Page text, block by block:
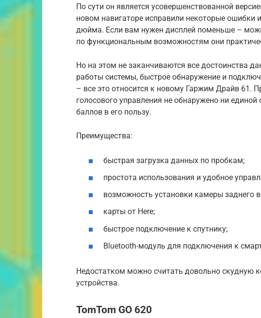
По сути он является усовершенствованной
новом навигаторе исправили некоторые ошибки
дюйма. Если вам нужен дисплей поменьше –
по функциональным возможностям они
Но на этом не заканчиваются все достоинства
работы системы, быстрое обнаружение и
– все это относится к новому Гаржим Драйв 61.
голосового управления не обнаружено ни
баллов в его пользу.
Преимущества:
быстрая загрузка данных по пробкам;
простота использования и удобное
возможность установки камеры заднего
карты от Here;
быстрое подключение к спутнику;
Bluetooth-модуль для подключения к
Недостатком можно считать довольно скудную
устройства.
TomTom GO 620